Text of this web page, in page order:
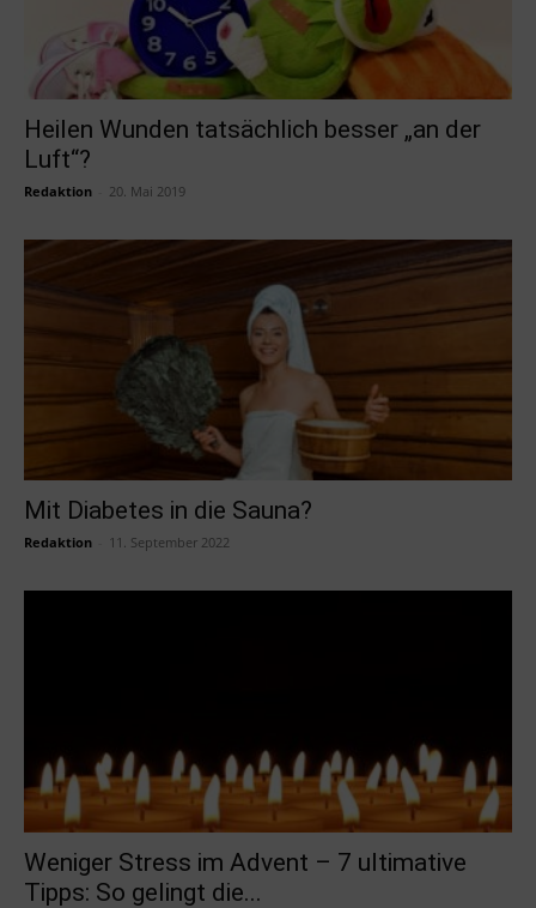
Heilen Wunden tatsächlich besser „an der
Luft“?
Redaktion 20. Mai 2019
Mit Diabetes in die Sauna?
Redaktion 11. September 2022
Weniger Stress im Advent – 7 ultimative
Tipps: So gelingt die...